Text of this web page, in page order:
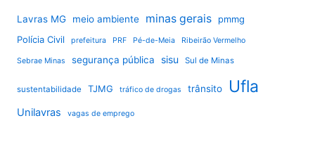
Lavras MG meio ambiente minas gerais
pmmg
Polícia Civil
prefeitura PRF Pé-de-Meia Ribeirão Vermelho
Sebrae Minas segurança pública sisu Sul de Minas
sustentabilidade TJMG tráfico de drogas trânsito Ufla
Unilavras vagas de emprego